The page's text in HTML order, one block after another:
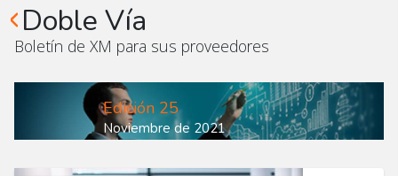
Doble Vía
Boletín de XM para sus proveedores
Edición 25
Noviembre de 2021